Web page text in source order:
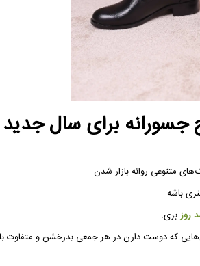
برای سال جدید
متنوعی روانه بازار شدن.
باشه.
روزبری.
که دوست دارن در هر جمعی بدرخشن و متفاوت